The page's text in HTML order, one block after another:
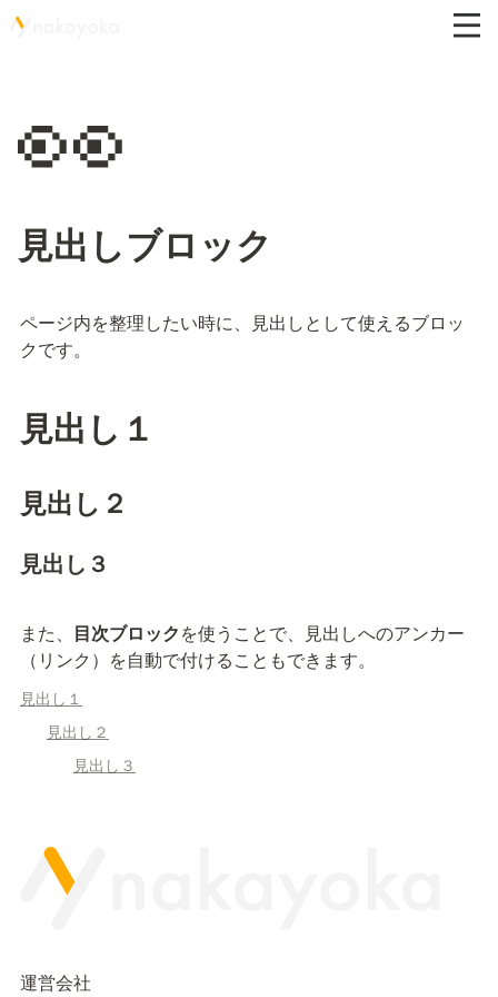
👀
見出しブロック
ページ内を整理したい時に、見出しとして使えるブロッ
クです。
見出し１
見出し２
見出し３
また、 目次ブロックを使うことで、見出しへのアンカー
（リンク）を自動で付けることもできます。
見出し１
見出し２
見出し３
運営会社